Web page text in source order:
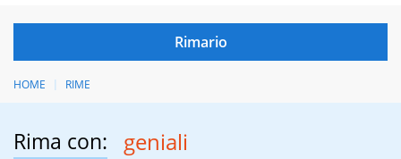
HOME RIME
Rima con: geniali